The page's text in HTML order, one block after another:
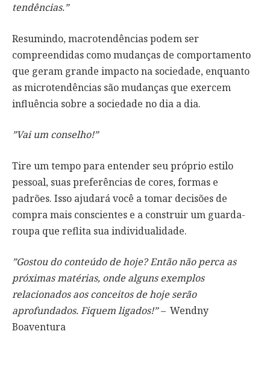
tendências.”
Resumindo, macrotendências podem ser
compreendidas como mudanças de comportamento
que geram grande impacto na sociedade, enquanto
as microtendências são mudanças que exercem
influência sobre a sociedade no dia a dia.
”Vai um conselho!”
Tire um tempo para entender seu próprio estilo
pessoal, suas preferências de cores, formas e
padrões. Isso ajudará você a tomar decisões de
compra mais conscientes e a construir um guarda-
roupa que reflita sua individualidade.
”Gostou do conteúdo de hoje? Então não perca as
próximas matérias, onde alguns exemplos
relacionados aos conceitos de hoje serão
aprofundados. Fiquem ligados!” – Wendny
Boaventura